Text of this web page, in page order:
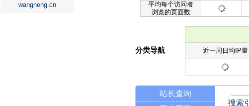
wangneng.cn
平均每个访问者
浏览的页面数
近一周日均IP量
分类导航
站长查询